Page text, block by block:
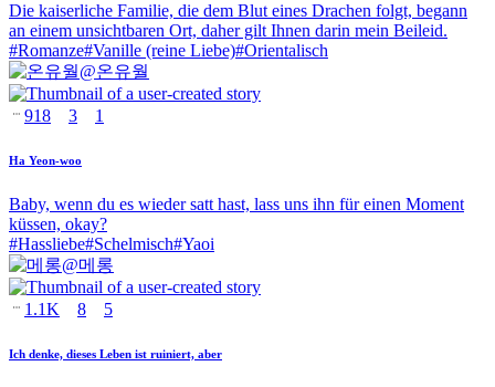
Die kaiserliche Familie, die dem Blut eines Drachen folgt, begann
an einem unsichtbaren Ort, daher gilt Ihnen darin mein Beileid.
#Romanze#Vanille (reine Liebe)#Orientalisch
@온유월
918 3 1
Ha Yeon-woo
Baby, wenn du es wieder satt hast, lass uns ihn für einen Moment
küssen, okay?
#Hassliebe#Schelmisch#Yaoi
@메롱
1.1K 8 5
Ich denke, dieses Leben ist ruiniert, aber